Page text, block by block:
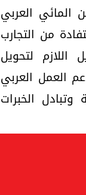
المائي العربي
من التجارب
اللازم لتحويل
العمل العربي
الخبرات